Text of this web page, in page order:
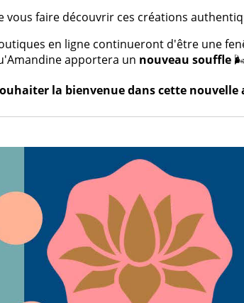
vous faire découvrir ces créations
en ligne continueront d'être une
apportera un nouveau souffle🌬️
la bienvenue dans cette